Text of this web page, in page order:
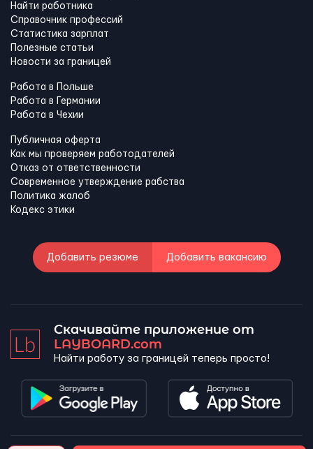
Найти работника
Справочник профессий
Статистика зарплат
Полезные статьи
Новости за границей
Работа в Польше
Работа в Германии
Работа в Чехии
Публичная оферта
Как мы проверяем работодателей
Отказ от ответственности
Современное утверждение рабства
Политика жалоб
Кодекс этики
Добавить резюме Добавить вакансию
Скачивайте приложение от
LAYBOARD.com
Найти работу за границей теперь просто!